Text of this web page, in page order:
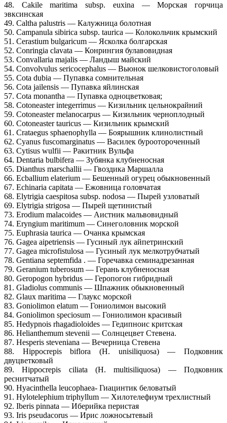
48. Cakile maritima subsp. euxina — Морская горчица
эвксинская
49. Caltha palustris — Калужница болотная
50. Campanula sibirica subsp. taurica — Колокольчик крымский
51. Cerastium bulgaricum — Ясколка болгарская
52. Conringia clavata — Конрингия булавовидная
53. Convallaria majalis — Ландыш майский
54. Convolvulus sericocephalus — Вьюнок шелковистоголовый
55. Cota dubia — Пупавка сомнительная
56. Cota jailensis — Пупавка яйлинская
57. Cota monantha — Пупавка одноцветковая;
58. Cotoneaster integerrimus — Кизильник цельнокрайний
59. Cotoneaster melanocarpus — Кизильник черноплодный
60. Cotoneaster tauricus — Кизильник крымский
61. Crataegus sphaenophylla — Боярышник клинолистный
62. Cyanus fuscomarginatus — Василек буроотороченный
63. Cytisus wulfii — Ракитник Вульфа
64. Dentaria bulbifera — Зубянка клубненосная
65. Dianthus marschallii — Гвоздика Маршалла
66. Ecballium elaterium — Бешенный огурец обыкновенный
67. Echinaria capitata — Ежовница головчатая
68. Elytrigia caespitosa subsp. nodosa — Пырей узловатый
69. Elytrigia strigosa — Пырей щетинистый
73. Erodium malacoides — Аистник мальвовидный
74. Eryngium maritimum — Синеголовник морской
75. Euphrasia taurica — Очанка крымская
76. Gagea aipetriensis — Гусиный лук айпетринский
77. Gagea microfistulosa — Гусиный лук мелкотрубчатый
78. Gentiana septemfida . — Горечавка семинадрезанная
79. Geranium tuberosum — Герань клубненосная
80. Geropogon hybridus — Геропогон гибридный
81. Gladiolus communis — Шпажник обыкновенный
82. Glaux maritima — Глаукс морской
83. Goniolimon elatum — Гониолимон высокий
84. Goniolimon speciosum — Гониолимон красивый
85. Hedypnois rhagadioloides — Гедипноис критская
86. Helianthemum stevenii — Солнцецвет Стевена.
87. Hesperis steveniana — Вечерница Стевена
88. Hippocrepis biflora (H. unisiliquosa) — Подковник
двуцветковый
89. Hippocrepis ciliata (H. multisiliquosa) — Подковник
реснитчатый
90. Hyacinthella leucophaea- Гиацинтик беловатый
91. Hylotelephium triphyllum — Хилотелефиум трехлистный
92. Iberis pinnata — Иберийка перистая
93. Iris pseudacorus — Ирис ложносытевый